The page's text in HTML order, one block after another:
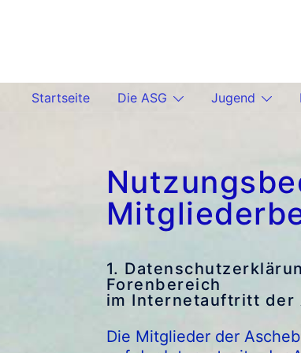
Startseite Die ASG Jugend
1.
Forenbereich
im Internetauftritt der
Die Mitglieder der